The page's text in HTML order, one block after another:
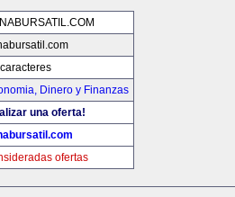
Dinero y Finanzas
una oferta!
ofertas